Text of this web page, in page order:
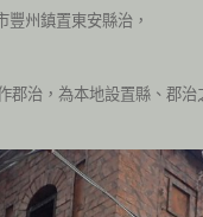
豐州鎮置東安縣治，
郡治，為本地設置縣、郡治